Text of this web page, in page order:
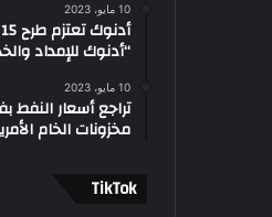
10 مايو، 2023
“أدنوك للإمداد
10 مايو، 2023
تراجع أسعار النفط
مخزونات الخام
‫TikTok